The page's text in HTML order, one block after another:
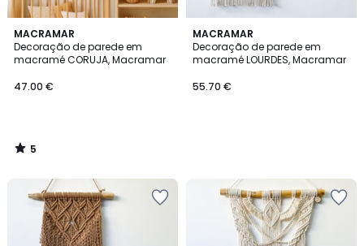
MACRAMAR
Decoração de parede em
macramé CORUJA, Macramar
47.00 €
5
/
5
5
/
MACRAMAR
Decoração de parede em
macramé LOURDES, Macramar
55.70 €